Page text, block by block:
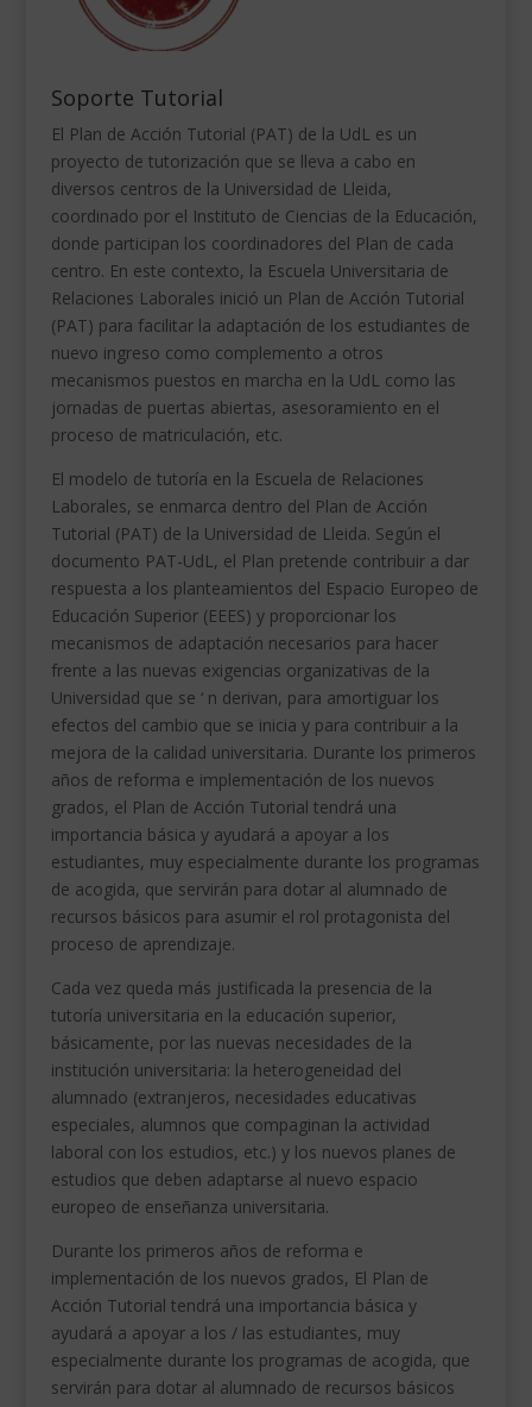
Soporte Tutorial
El Plan de Acción Tutorial (PAT) de la UdL es un
proyecto de tutorización que se lleva a cabo en
diversos centros de la Universidad de Lleida,
coordinado por el Instituto de Ciencias de la Educación,
donde participan los coordinadores del Plan de cada
centro. En este contexto, la Escuela Universitaria de
Relaciones Laborales inició un Plan de Acción Tutorial
(PAT) para facilitar la adaptación de los estudiantes de
nuevo ingreso como complemento a otros
mecanismos puestos en marcha en la UdL como las
jornadas de puertas abiertas, asesoramiento en el
proceso de matriculación, etc.
El modelo de tutoría en la Escuela de Relaciones
Laborales, se enmarca dentro del Plan de Acción
Tutorial (PAT) de la Universidad de Lleida. Según el
documento PAT-UdL, el Plan pretende contribuir a dar
respuesta a los planteamientos del Espacio Europeo de
Educación Superior (EEES) y proporcionar los
mecanismos de adaptación necesarios para hacer
frente a las nuevas exigencias organizativas de la
Universidad que se ‘ n derivan, para amortiguar los
efectos del cambio que se inicia y para contribuir a la
mejora de la calidad universitaria. Durante los primeros
años de reforma e implementación de los nuevos
grados, el Plan de Acción Tutorial tendrá una
importancia básica y ayudará a apoyar a los
estudiantes, muy especialmente durante los programas
de acogida, que servirán para dotar al alumnado de
recursos básicos para asumir el rol protagonista del
proceso de aprendizaje.
Cada vez queda más justificada la presencia de la
tutoría universitaria en la educación superior,
básicamente, por las nuevas necesidades de la
institución universitaria: la heterogeneidad del
alumnado (extranjeros, necesidades educativas
especiales, alumnos que compaginan la actividad
laboral con los estudios, etc.) y los nuevos planes de
estudios que deben adaptarse al nuevo espacio
europeo de enseñanza universitaria.
Durante los primeros años de reforma e
implementación de los nuevos grados, El Plan de
Acción Tutorial tendrá una importancia básica y
ayudará a apoyar a los / las estudiantes, muy
especialmente durante los programas de acogida, que
servirán para dotar al alumnado de recursos básicos